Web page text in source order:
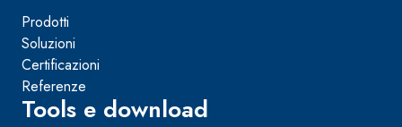
Prodotti
Soluzioni
Certificazioni
Referenze
Tools e download